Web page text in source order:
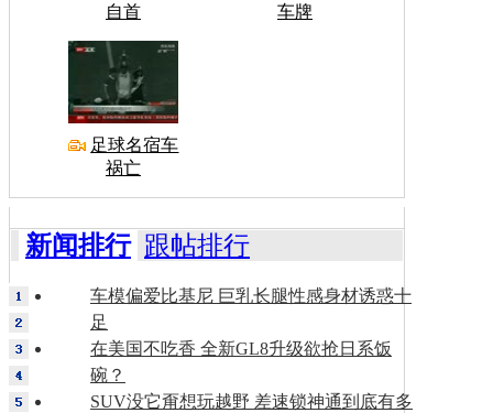
自首
车牌
足球名宿车
祸亡
新闻排行 跟帖排行
车模偏爱比基尼 巨乳长腿性感身材诱惑十
足
在美国不吃香 全新GL8升级欲抢日系饭
碗？
SUV没它甭想玩越野 差速锁神通到底有多